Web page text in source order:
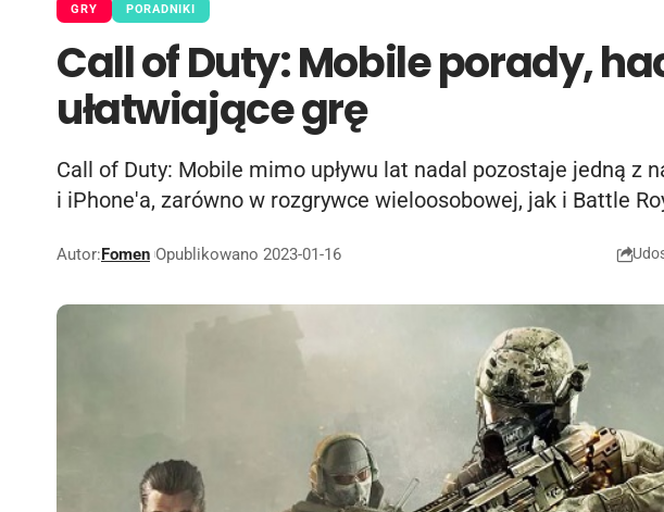
GRY PORADNIKI
Call of Duty: Mobile porady,
ułatwiające grę
Call of Duty: Mobile mimo upływu lat nadal pozostaje jedną z
i iPhone'a, zarówno w rozgrywce wieloosobowej, jak i Battle
Autor:Fomen Opublikowano 2023-01-16